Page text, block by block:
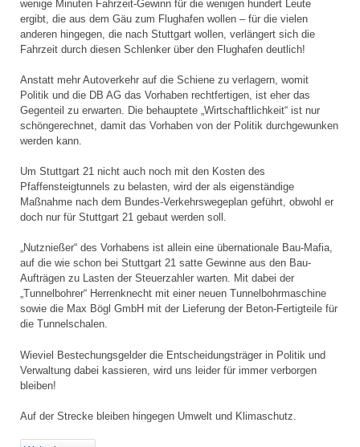
wenige Minuten Fahrzeit-Gewinn für die wenigen hundert Leute
ergibt, die aus dem Gäu zum Flughafen wollen – für die vielen
anderen hingegen, die nach Stuttgart wollen, verlängert sich die
Fahrzeit durch diesen Schlenker über den Flughafen deutlich!
Anstatt mehr Autoverkehr auf die Schiene zu verlagern, womit
Politik und die DB AG das Vorhaben rechtfertigen, ist eher das
Gegenteil zu erwarten. Die behauptete „Wirtschaftlichkeit“ ist nur
schöngerechnet, damit das Vorhaben von der Politik durchgewunken
werden kann.
Um Stuttgart 21 nicht auch noch mit den Kosten des
Pfaffensteigtunnels zu belasten, wird der als eigenständige
Maßnahme nach dem Bundes-Verkehrswegeplan geführt, obwohl er
doch nur für Stuttgart 21 gebaut werden soll.
„Nutznießer“ des Vorhabens ist allein eine übernationale Bau-Mafia,
auf die wie schon bei Stuttgart 21 satte Gewinne aus den Bau-
Aufträgen zu Lasten der Steuerzahler warten. Mit dabei der
„Tunnelbohrer“ Herrenknecht mit einer neuen Tunnelbohrmaschine
sowie die Max Bögl GmbH mit der Lieferung der Beton-Fertigteile für
die Tunnelschalen.
Wieviel Bestechungsgelder die Entscheidungsträger in Politik und
Verwaltung dabei kassieren, wird uns leider für immer verborgen
bleiben!
Auf der Strecke bleiben hingegen Umwelt und Klimaschutz.